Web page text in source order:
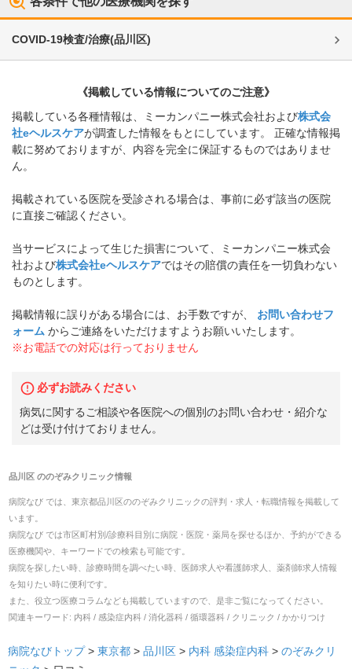
COVID-19検査/治療(品川区)
《掲載している情報についてのご注意》
掲載している各種情報は、ミーカンパニー株式会社および株式会
社eヘルスケアが調査した情報をもとにしています。 正確な情報掲
載に努めておりますが、内容を完全に保証するものではありませ
ん。
掲載されている医院を受診される場合は、事前に必ず該当の医院
に直接ご確認ください。
当サービスによって生じた損害について、ミーカンパニー株式会
社および株式会社eヘルスケアではその賠償の責任を一切負わない
ものとします。
掲載情報に誤りがある場合には、お手数ですが、
お問い合わせフ
ォーム からご連絡をいただけますようお願いいたします。
※お電話での対応は行っておりません
必ずお読みください
病気に関するご相談や各医院への個別のお問い合わせ・紹介な
どは受け付けておりません。
品川区 ののぞみクリニック情報
病院なび では、 東京都品川区ののぞみクリニックの評判・求人・転職情報を掲載して
います。
病院なび では市区町村別/診療科目別に病院・医院・薬局を探せるほか、予約ができる
医療機関や、キーワードでの検索も可能です。
病院を探したい時、診療時間を調べたい時、医師求人や看護師求人、薬剤師求人情報
を知りたい時に便利です。
また、役立つ医療コラムなども掲載していますので、是非ご覧になってください。
関連キーワード: 内科 / 感染症内科 / 消化器科 / 循環器科 / クリニック / かかりつけ
病院なびトップ > 東京都 > 品川区 > 内科 感染症内科 > のぞみクリ